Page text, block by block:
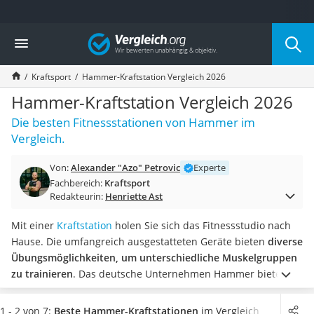
Die beliebtesten Vergleiche nach Kategorie
Freizeit & Sport
Gartentrampolin
Trampolin
Metalldetektor
Eufab-Fahrradträger
Trampolin 366 cm
Fahrradschloss
Futterboot
Air Bike
Trekkingschuhe Herren
Reisetasche mit Rollen
Klimmzugstation
Koffer
Nachtsichtgerät
Faltschloss
Vergleich
Kraftsport Hammer-Kraftstation Vergleich 2026
Hammer-Kraftstation Vergleich 2026
Die besten Fitnessstationen von Hammer im
Vergleich.
Von:Alexander "Azo" Petrovic
Experte
Fachbereich: Kraftsport
Redakteurin: Henriette Ast
Mit einer Kraftstation holen Sie sich das Fitnessstudio nach
Hause. Die umfangreich ausgestatteten Geräte bieten diverse
Übungsmöglichkeiten, um unterschiedliche Muskelgruppen
zu trainieren. Das deutsche Unternehmen Hammer bietet
unter anderem Kraftstationen an, an denen geräuschlos
trainiert werden kann.Diverse Tests im Internet berichten,
1 - 2 von 7: Beste Hammer-Kraftstationen im Vergleich